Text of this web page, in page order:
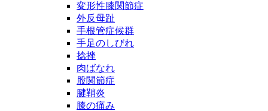
変形性膝関節症
外反母趾
手根管症候群
手足のしびれ
捻挫
肉ばなれ
股関節症
腱鞘炎
膝の痛み